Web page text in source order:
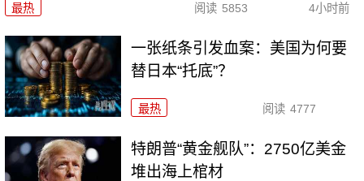
最热 阅读 5853 4小时前
一张纸条引发血案：美国为何要
替日本“托底”？
最热 阅读 4777
特朗普“黄金舰队”：2750亿美金
堆出海上棺材